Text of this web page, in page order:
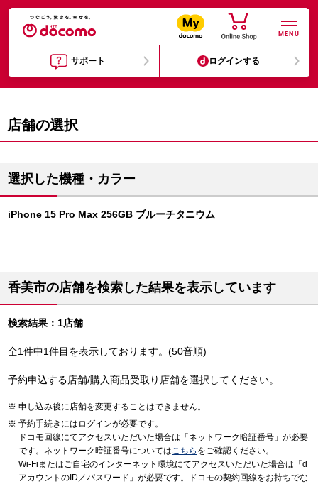
MENU
サポート ログインする
店舗の選択
選択した機種・カラー
iPhone 15 Pro Max 256GB ブルーチタニウム
香美市の店舗を検索した結果を表示しています
検索結果：1店舗
全1件中1件目を表示しております。(50音順)
予約申込する店舗/購入商品受取り店舗を選択してください。
申し込み後に店舗を変更することはできません。
予約手続きにはログインが必要です。
ドコモ回線にてアクセスいただいた場合は「ネットワーク暗証番号」が必要
です。ネットワーク暗証番号についてはこちら をご確認ください。
Wi-Fiまたはご自宅のインターネット環境にてアクセスいただいた場合は「d
アカウントのID／パスワード」が必要です。ドコモの契約回線をお持ちでな